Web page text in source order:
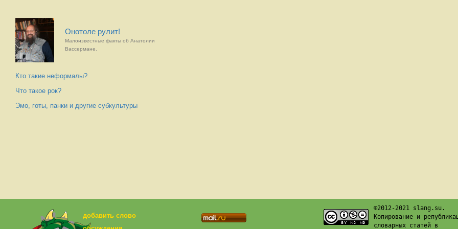
Онотоле рулит!
Малоизвестные факты об Анатолии
Вассермане.
Кто такие неформалы?
Что такое рок?
Эмо, готы, панки и другие субкультуры
добавить слово
©2012-2021 slang.su.
Копирование и
словарных статей в